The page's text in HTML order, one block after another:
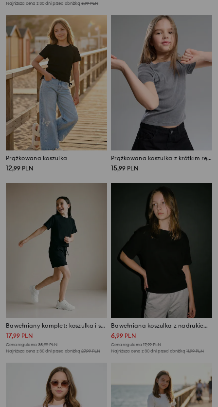
Najniższa cena z 30 dni przed obniżką 8,99PLN
Prążkowana koszulka
12,99 PLN
Prążkowana koszulka z krótkim rękawem
15,99 PLN
Bawełniany komplet: koszulka i szorty
17,99 PLN
Cena regularna 35,99PLN
Najniższa cena z 30 dni przed obniżką 27,99PLN
Bawełniana koszulka z nadrukiem na plecach
6,99 PLN
Cena regularna 17,99PLN
Najniższa cena z 30 dni przed obniżką 11,99PLN